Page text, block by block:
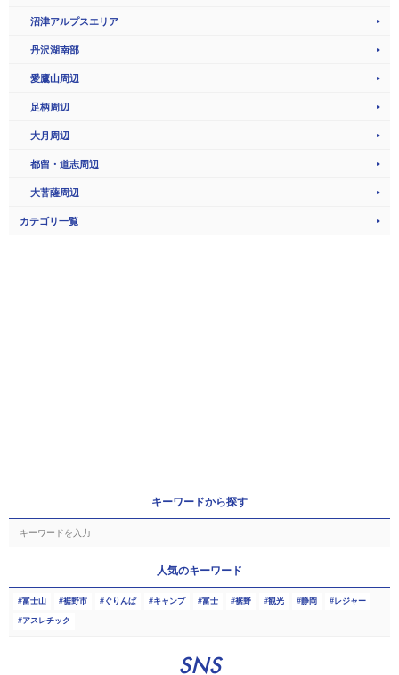
沼津アルプスエリア
丹沢湖南部
愛鷹山周辺
足柄周辺
大月周辺
都留・道志周辺
大菩薩周辺
カテゴリ一覧
キーワードから探す
人気のキーワード
富士山 裾野市 ぐりんぱ キャンプ 富士 裾野 観光 静岡 レジャー
アスレチック
SNS